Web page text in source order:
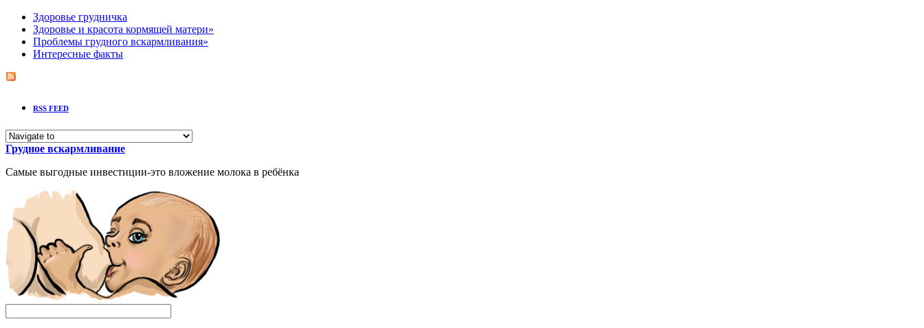
Здоровье грудничка
Здоровье и красота кормящей матери»
Проблемы грудного вскармливания»
Интересные факты
RSS FEED
Грудное вскармливание
Самые выгодные инвестиции-это вложение молока в ребёнка